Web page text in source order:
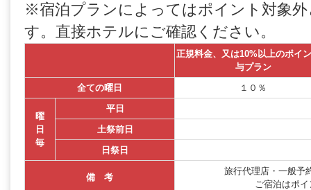
※宿泊プランによってはポイント対象
す。直接ホテルにご確認ください。
正規料金、又は10%以上のポイ
与プラン
全ての曜日
１０％
曜
日
毎
平日
土祭前日
日祭日
備 考
旅行代理店・一般予
ご宿泊はポ